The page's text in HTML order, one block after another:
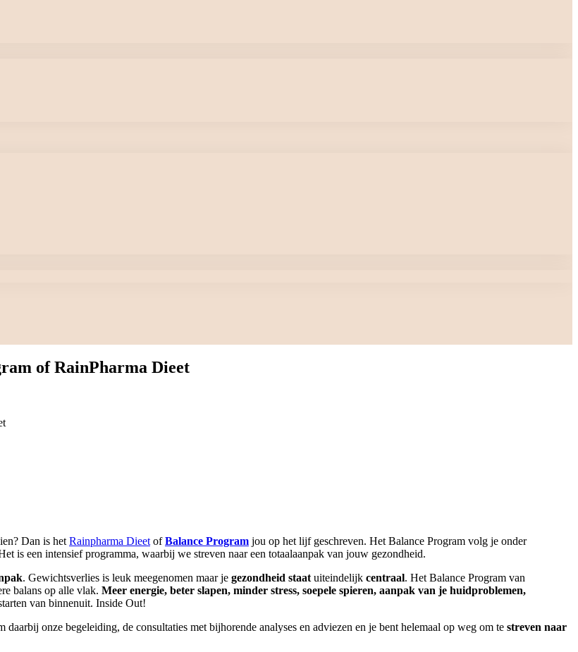
of RainPharma Dieet
Dan is het Rainpharma Dieet ofBalance Program jou op het lijf geschreven. Het Balance Program volg je onder
is een intensief programma, waarbij we streven naar een totaalaanpak van jouw gezondheid.
. Gewichtsverlies is leuk meegenomen maar je gezondheid staat uiteindelijk centraal. Het Balance Program van
balans op alle vlak. Meer energie, beter slapen, minder stress, soepele spieren, aanpak van je huidproblemen,
van binnenuit. Inside Out!
daarbij onze begeleiding, de consultaties met bijhorende analyses en adviezen en je bent helemaal op weg om te streven naar